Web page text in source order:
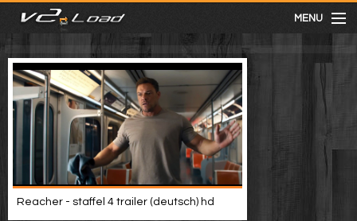
MENU
meist gesehen
neuste
kategorien
Menu
Reacher - staffel 4 trailer (deutsch) hd